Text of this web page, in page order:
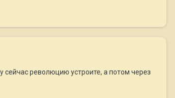
революцию устроите, а потом через